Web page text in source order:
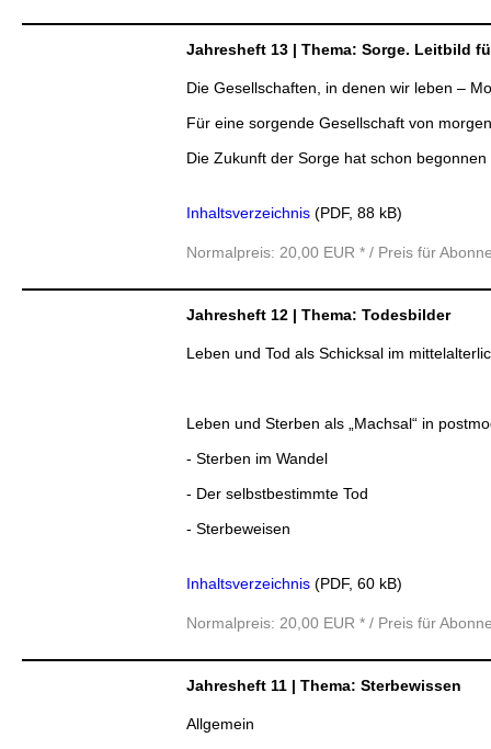
Jahresheft 13 | Thema: Sorge. Leitbild
Die Gesellschaften, in denen wir leben –
Für eine sorgende Gesellschaft von
Die Zukunft der Sorge hat schon begonnen
Inhaltsverzeichnis (PDF, 88 kB)
Normalpreis: 20,00 EUR * / Preis für
Jahresheft 12 | Thema: Todesbilder
Leben und Tod als Schicksal im
Leben und Sterben als „Machsal“ in
- Sterben im Wandel
- Der selbstbestimmte Tod
- Sterbeweisen
Inhaltsverzeichnis (PDF, 60 kB)
Normalpreis: 20,00 EUR * / Preis für
Jahresheft 11 | Thema: Sterbewissen
Allgemein